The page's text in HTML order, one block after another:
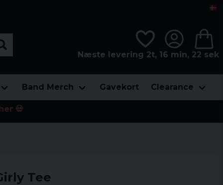
Næste levering 2t, 16 min, 22 sek
Band Merch Gavekort Clearance
💀
Tee